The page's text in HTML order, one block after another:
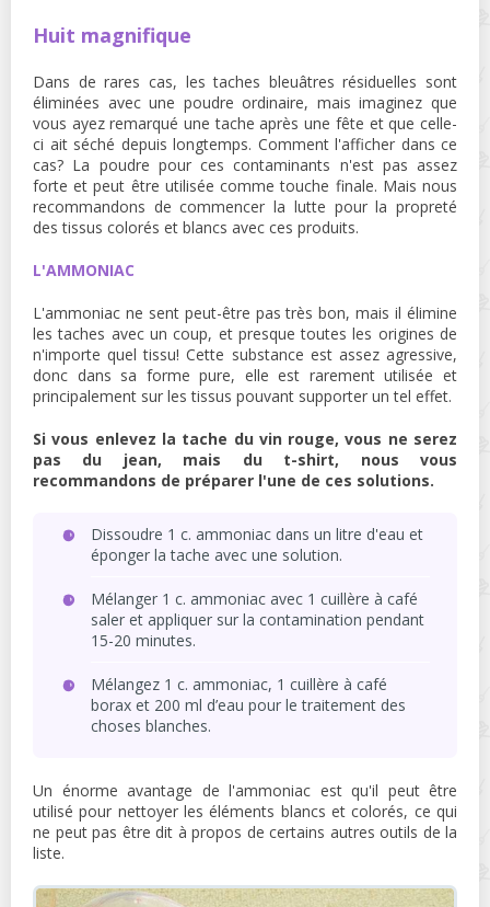
Huit magnifique
Dans de rares cas, les taches bleuâtres résiduelles sont
éliminées avec une poudre ordinaire, mais imaginez que
vous ayez remarqué une tache après une fête et que celle-
ci ait séché depuis longtemps. Comment l'afficher dans ce
cas? La poudre pour ces contaminants n'est pas assez
forte et peut être utilisée comme touche finale. Mais nous
recommandons de commencer la lutte pour la propreté
des tissus colorés et blancs avec ces produits.
L'AMMONIAC
L'ammoniac ne sent peut-être pas très bon, mais il élimine
les taches avec un coup, et presque toutes les origines de
n'importe quel tissu! Cette substance est assez agressive,
donc dans sa forme pure, elle est rarement utilisée et
principalement sur les tissus pouvant supporter un tel effet.
Si vous enlevez la tache du vin rouge, vous ne serez
pas du jean, mais du t-shirt, nous vous
recommandons de préparer l'une de ces solutions.
Dissoudre 1 c. ammoniac dans un litre d'eau et
éponger la tache avec une solution.
Mélanger 1 c. ammoniac avec 1 cuillère à café
saler et appliquer sur la contamination pendant
15-20 minutes.
Mélangez 1 c. ammoniac, 1 cuillère à café
borax et 200 ml d’eau pour le traitement des
choses blanches.
Un énorme avantage de l'ammoniac est qu'il peut être
utilisé pour nettoyer les éléments blancs et colorés, ce qui
ne peut pas être dit à propos de certains autres outils de la
liste.